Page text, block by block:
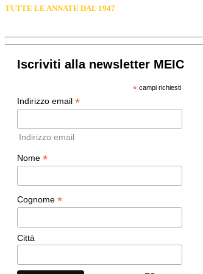
TUTTE LE ANNATE DAL 1947
Iscriviti alla newsletter MEIC
*campi richiesti
Indirizzo email *
Indirizzo email
Nome *
Cognome *
Città